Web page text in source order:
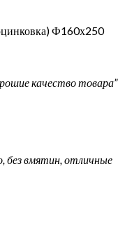
Ф160х250
качество товара”
без вмятин, отличные